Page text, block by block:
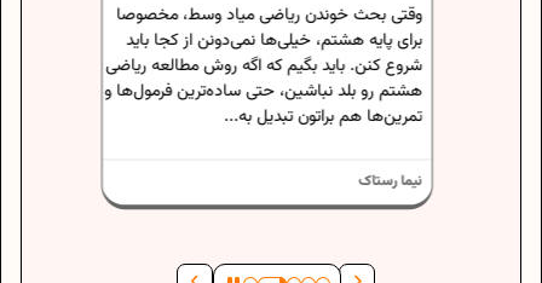
وقتی بحث خوندن ریاضی میاد وسط، مخصوصا
برای پایه هشتم، خیلی‌ها نمی‌دونن از کجا باید
شروع کنن. باید بگیم که اگه روش مطالعه ریاضی
هشتم رو بلد نباشین، حتی ساده‌ترین فرمول‌ها و
تمرین‌ها هم براتون تبدیل به...
نیما رستاک